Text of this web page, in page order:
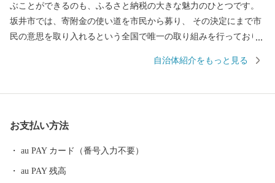
ぶことができるのも、ふるさと納税の大きな魅力のひとつです。
坂井市では、寄附金の使い道を市民から募り、 その決定にまで市
民の意思を取り入れるという全国で唯一の取り組みを行っており
ふるさと”です！(同市丸岡町はコシヒカリ開発者 石墨博士の故郷
織による織マークは国内シェアの80％を占めております。 また、
自治体紹介をもっと見る
お支払い方法
au PAY カード（番号入力不要）
au PAY 残高